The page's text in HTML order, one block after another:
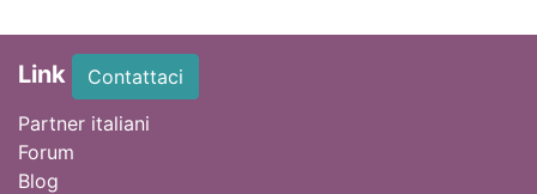
Link
Contattaci
Partner italiani
Forum
Blog